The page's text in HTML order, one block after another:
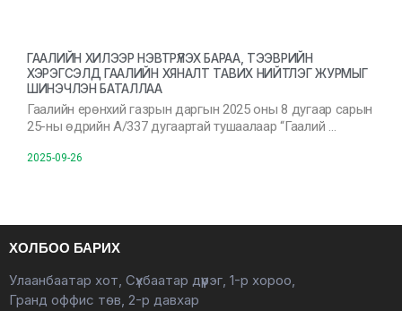
ГААЛИЙН ХИЛЭЭР НЭВТРҮҮЛЭХ БАРАА, ТЭЭВРИЙН
ХЭРЭГСЭЛД ГААЛИЙН ХЯНАЛТ ТАВИХ НИЙТЛЭГ ЖУРМЫГ
ШИНЭЧЛЭН БАТАЛЛАА
Гаалийн ерөнхий газрын даргын 2025 оны 8 дугаар сарын
25-ны өдрийн А/337 дугаартай тушаалаар “Гаалий …
2025-09-26
ХОЛБОО БАРИХ
Улаанбаатар хот, Сүхбаатар дүүрэг, 1-р хороо,
Гранд оффис төв, 2-р давхар